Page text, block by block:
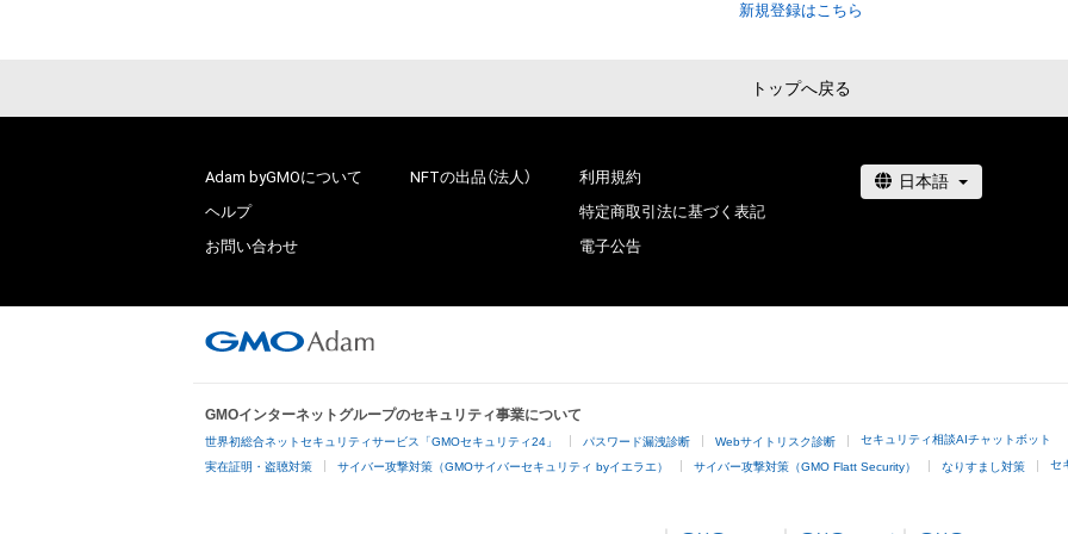
新規登録はこちら
トップへ戻る
Adam byGMOについて
ヘルプ
お問い合わせ
NFTの出品（法人）
利用規約
特定商取引法に基づく表記
電子公告
GMOインターネットグループのセキュリティ事業について
世界初総合ネットセキュリティサービス「GMOセキュリティ24」 パスワード漏洩診断 Webサイトリスク診断 セキュリティ相談AIチャットボット
実在証明・盗聴対策 サイバー攻撃対策（GMOサイバーセキュリティ byイエラエ） サイバー攻撃対策（GMO Flatt Security） なりすまし対策 セ